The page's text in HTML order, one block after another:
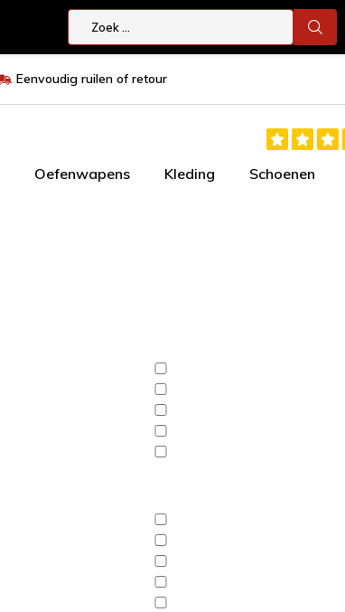
Eenvoudig ruilen of retour
Oefenwapens Kleding Schoenen